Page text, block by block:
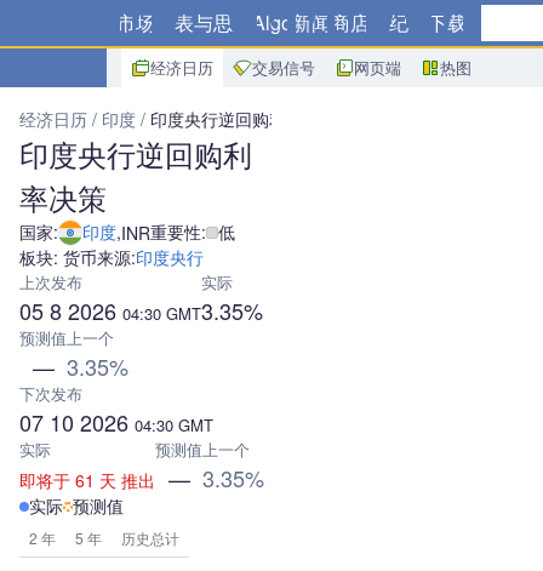
市场 图表与思路 Algo 新闻 商店 经纪商 下载
经济日历 交易信号 网页端 热图
经济日历 印度 印度央行逆回购利率决策
印度央行逆回购利
率决策
国家: 印度,INR重要性: 低
板块: 货币来源:印度央行
上次发布
05 8 2026 04:30 GMT
实际
3.35%
预测值
—
上一个
3.35%
下次发布
07 10 2026 04:30 GMT
实际
即将于 61 天 推出
预测值
—
上一个
3.35%
实际 预测值
2 年 5 年 历史总计